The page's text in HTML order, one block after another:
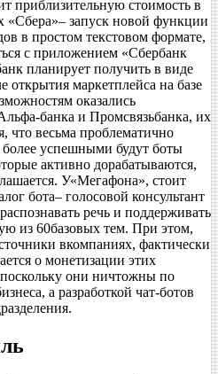
приблизительную стоимость в
запуск новой функции
в простом текстовом формате,
с приложением «Сбербанк
планирует получить в виде
открытия маркетплейса на базе
оказались
банка и Промсвязьбанка, их
что весьма проблематично
успешными будут боты
активно дорабатываются,
У«Мегафона», стоит
бота– голосовой консультант
речь и поддерживать
из 60базовых тем. При этом,
вкомпаниях, фактически
о монетизации этих
поскольку они ничтожны по
а разработкой чат-ботов